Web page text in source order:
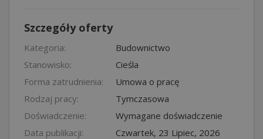
Szczegóły oferty
Kategoria:
Budownictwo
Stanowisko:
Cieśla
Forma zatrudnienia:
Umowa o pracę
Rodzaj pracy:
Tymczasowa
Doświadczenie:
Wymagane doświadczenie
Data publikacji:
Czwartek, 23 Lipiec, 2026